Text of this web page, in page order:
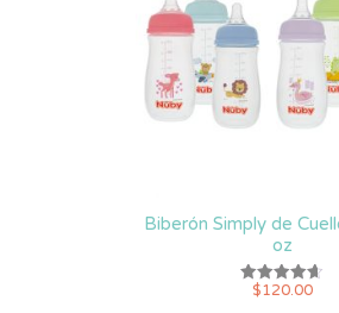
Biberón Simply de
oz
Valorado
$120.00